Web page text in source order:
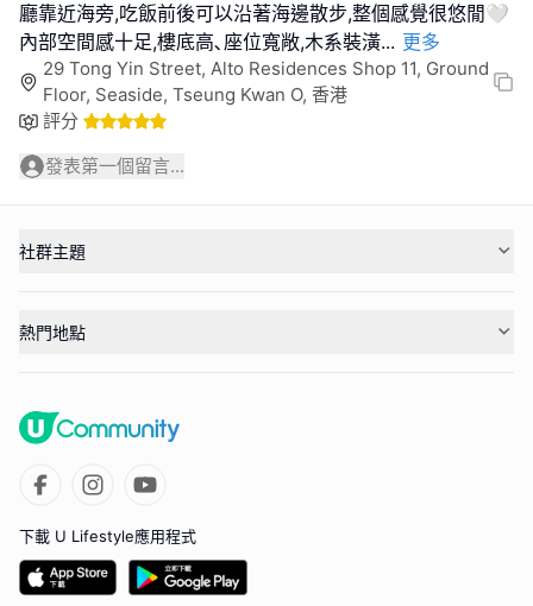
廳靠近海旁,吃飯前後可以沿著海邊散步,整個感覺很悠閒🤍
內部空間感十足,樓底高､座位寬敞,木系裝潢... 更多
29 Tong Yin Street, Alto Residences Shop 11, Ground
Floor, Seaside, Tseung Kwan O, 香港
評分
發表第一個留言...
社群主題
熱門地點
下載 U Lifestyle應用程式